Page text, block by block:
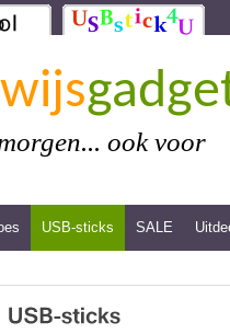
wijs
ook voor
USB-sticks SALE